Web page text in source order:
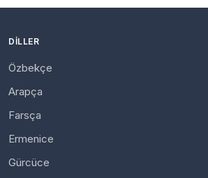
DILLER
Özbekçe
Arapça
Farsça
Ermenice
Gürcüce